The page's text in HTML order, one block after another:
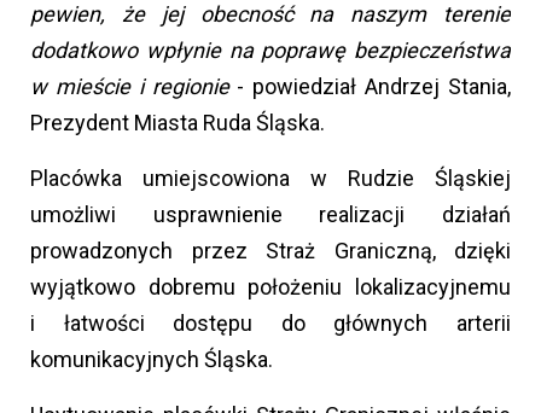
pewien, że jej obecność na naszym terenie
dodatkowo wpłynie na poprawę bezpieczeństwa
w mieście i regionie- powiedział Andrzej Stania,
Prezydent Miasta Ruda Śląska.
Placówka umiejscowiona w Rudzie Śląskiej
umożliwi usprawnienie realizacji działań
prowadzonych przez Straż Graniczną, dzięki
wyjątkowo dobremu położeniu lokalizacyjnemu
i łatwości dostępu do głównych arterii
komunikacyjnych Śląska.